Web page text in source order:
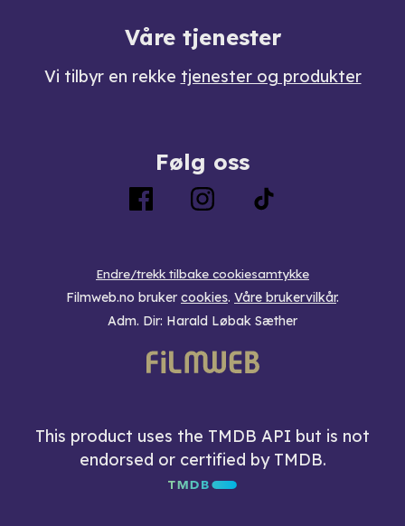
Våre tjenester
Vi tilbyr en rekke tjenester og produkter
Følg oss
Endre/trekk tilbake cookiesamtykke
Filmweb.no bruker cookies. Våre brukervilkår.
Adm. Dir: Harald Løbak Sæther
This product uses the TMDB API but is not
endorsed or certified by TMDB.